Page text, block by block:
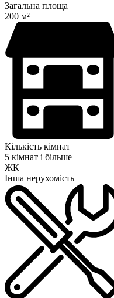
Загальна площа
200 м²
Кількість кімнат
5 кімнат і більше
ЖК
Інша нерухомість